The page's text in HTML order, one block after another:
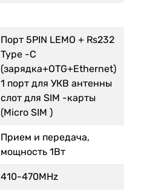
Порт 5PIN LEMO + Rs232
Type -C
(зарядка+OTG+Ethernet)
1 порт для УКВ антенны
слот для SIM -карты
(Micro SIM )
Прием и передача,
мощность 1Вт
410-470MHz